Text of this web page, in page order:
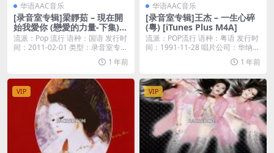
华语AAC音乐
[录音室专辑]梁靜茹 – 現在開
始我愛你 (戀愛的力量-下集)
[新歌+精選] AAC
流派：Pop 流行 语种：国语 发行时
间：2011-02-01 类型：录音室专
1 年前
华语AAC音乐
[录音室专辑]王杰 – 一生心碎
(粵) [iTunes Plus M4A]
流派：POP流行 语种：粤语 发行时
间：1991-11-28 唱片公司：华纳唱
1 年前
VIP VIP